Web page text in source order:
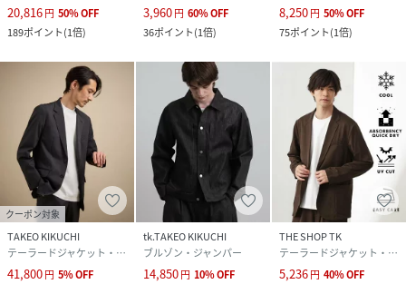
20,816円 50%OFF
189ポイント(1倍)
3,960円 60%OFF
36ポイント(1倍)
8,250円 50%OFF
75ポイント(1倍)
クーポン対象
TAKEO KIKUCHI
テーラードジャケット・ブレザー
41,800円 5%OFF
tk.TAKEO KIKUCHI
ブルゾン・ジャンパー
14,850円 10%OFF
THE SHOP TK
テーラードジャケット・ブレザー
5,236円 40%OFF